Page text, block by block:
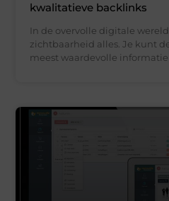
kwalitatieve backlinks
In de overvolle digitale
zichtbaarheid alles. Je kunt
meest waardevolle informatie